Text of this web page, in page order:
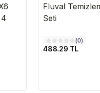
Fluval
Seti
(0)
488.29 TL